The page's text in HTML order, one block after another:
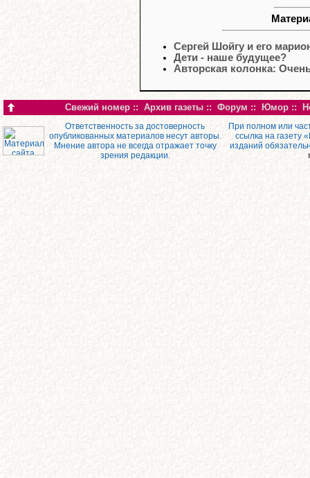
Сергей Шойгу и его
Дети - наше будущее?
Авторская колонка:
Свежий номер :: Архив газеты :: Форум :: Юмор ::
Ответственность за достоверность
опубликованных материалов несут авторы.
Мнение автора не всегда отражает точку
зрения редакции.
При полном или
ссылка на газету
изданий